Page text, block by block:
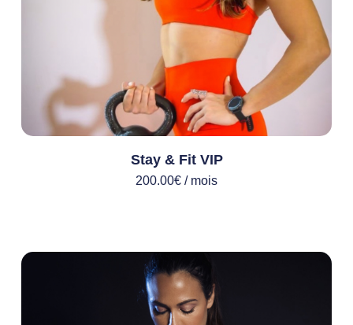
Stay & Fit VIP
200.00€ / mois